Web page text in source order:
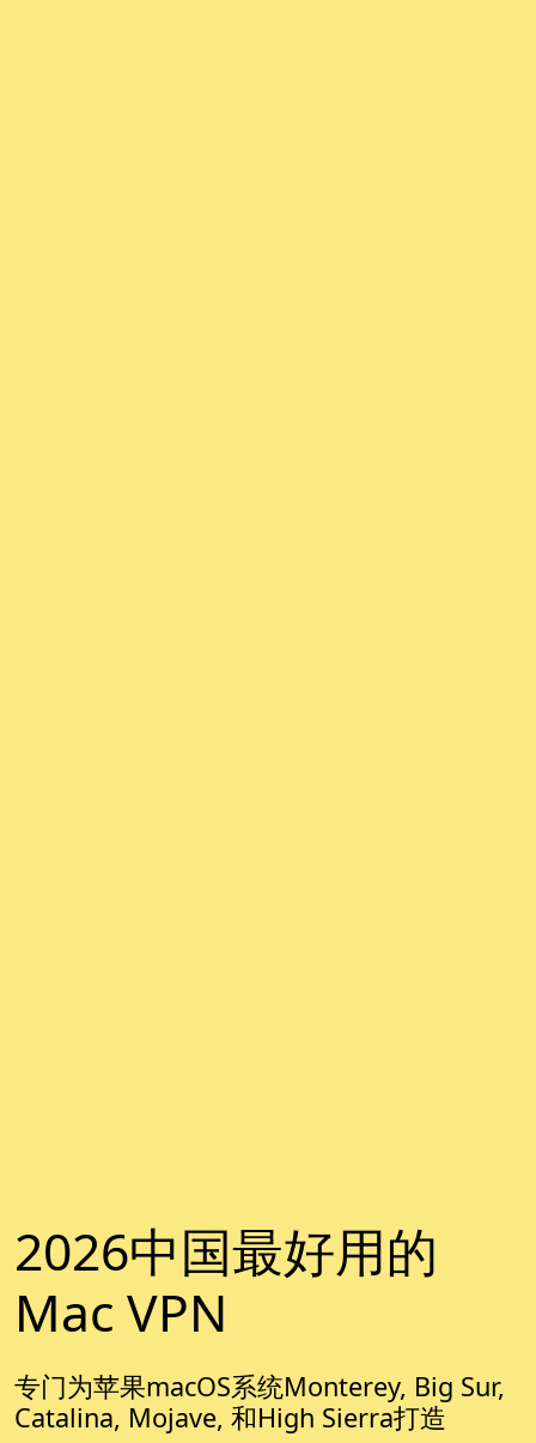
2026中国最好用的
Mac VPN
专门为苹果macOS系统Monterey, Big Sur,
Catalina, Mojave, 和High Sierra打造